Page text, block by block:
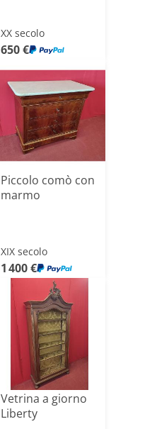
XX secolo
650 €
Piccolo comò con
marmo
XIX secolo
1 400 €
Vetrina a giorno
Liberty